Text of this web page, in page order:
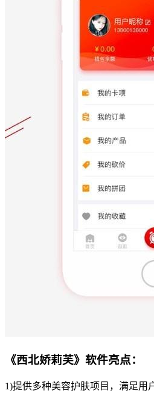
《西北娇莉芙》软件亮点：
1)提供多种美容护肤项目，满足用